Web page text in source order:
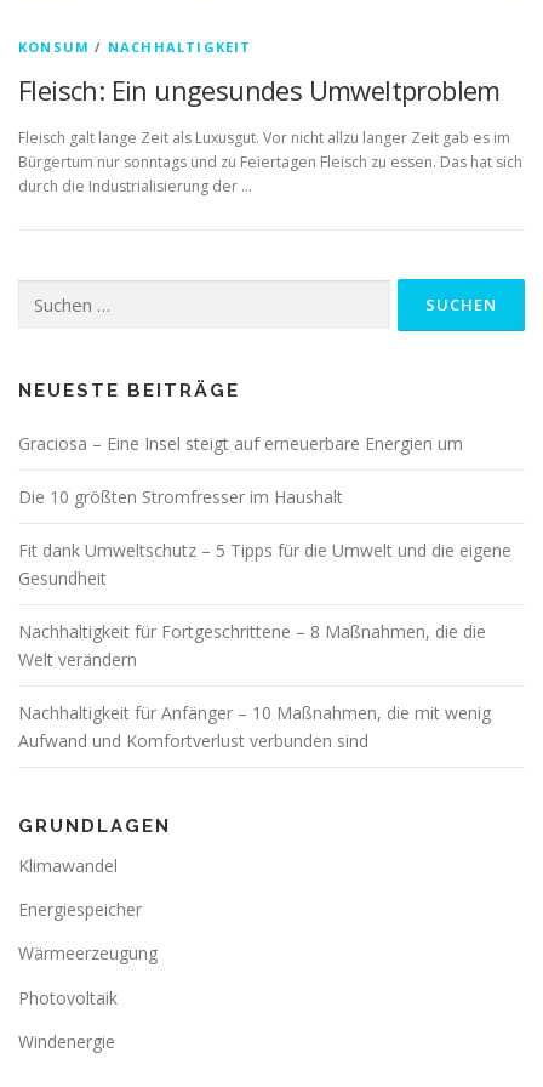
KONSUM / NACHHALTIGKEIT
Fleisch: Ein ungesundes Umweltproblem
Fleisch galt lange Zeit als Luxusgut. Vor nicht allzu langer Zeit gab es im
Bürgertum nur sonntags und zu Feiertagen Fleisch zu essen. Das hat sich
durch die Industrialisierung der …
nach:
NEUESTE BEITRÄGE
Graciosa – Eine Insel steigt auf erneuerbare Energien um
Die 10 größten Stromfresser im Haushalt
Fit dank Umweltschutz – 5 Tipps für die Umwelt und die eigene
Gesundheit
Nachhaltigkeit für Fortgeschrittene – 8 Maßnahmen, die die
Welt verändern
Nachhaltigkeit für Anfänger – 10 Maßnahmen, die mit wenig
Aufwand und Komfortverlust verbunden sind
GRUNDLAGEN
Klimawandel
Energiespeicher
Wärmeerzeugung
Photovoltaik
Windenergie